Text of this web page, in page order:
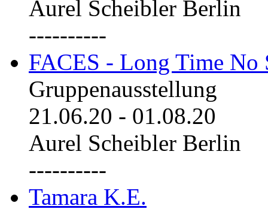
Aurel Scheibler Berlin
----------
FACES - Long Time No
Gruppenausstellung
21.06.20 - 01.08.20
Aurel Scheibler Berlin
----------
Tamara K.E.